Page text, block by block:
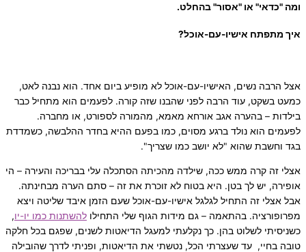
ומה "כדאי" או "אסור" בהחלט.
איך מתפתח אישיו-עם-אוכל?
אצל הרבה נשים, האישיו-עם-אוכל לא מופיע ביום אחד. הוא נבנה לאט,
כמעט בשקט, עוד הרבה לפני שהבנו שזה קורה. לפעמים הוא מתחיל כבר
בילדות – בהערה אגב אורחא מאמא, מהמורה לספורט, או מחברה.
לפעמים הוא נולד ברגע מסוים, כמו בפעם ההיא בחדר ההלבשה, כשמדדת
בגד וחשבת שהוא "לא יושב כמו שצריך".
אצלי זה קרה ממש ככה, שילדה מהכיתה הסתכלה עלי בבריכה והעירה – הי
אופירה, יש לך בטן. היא בטוח לא זוכרת את זה – סתם הערה מבחינתה.
אבל אצלי זה התחיל לגלגל אישיו-עם-אוכל שעם הזמן איבד שליטה ויצא
מפרופורציה. בהתאמה – גם מידות הגוף שלי התחילו להשתנות כמו יו-יו,
כשניסיתי לשלוט בהן. כך נקלעתי למעגל הדיאטות לשנים, שפגם בכל חלקה
טובה בחיי, עד שעצרתי הכל, נטשתי את הדיאטות, ופניתי לדרך שהובילה